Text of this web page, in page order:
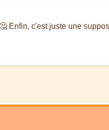
Enfin, c'est juste une